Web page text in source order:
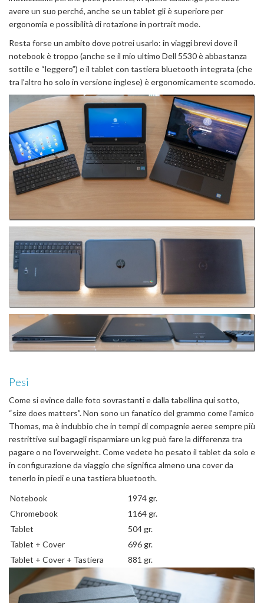
avere un suo perché, anche se un tablet gli è superiore per
ergonomia e possibilità di rotazione in portrait mode.
Resta forse un ambito dove potrei usarlo: in viaggi brevi dove il
notebook è troppo (anche se il mio ultimo Dell 5530 è abbastanza
sottile e “leggero”) e il tablet con tastiera bluetooth integrata (che
tra l’altro ho solo in versione inglese) è ergonomicamente scomodo.
Pesi
Come si evince dalle foto sovrastanti e dalla tabellina qui sotto,
“size does matters”. Non sono un fanatico del grammo come l’amico
Thomas, ma è indubbio che in tempi di compagnie aeree sempre più
restrittive sui bagagli risparmiare un kg può fare la differenza tra
pagare o no l’overweight. Come vedete ho pesato il tablet da solo e
in configurazione da viaggio che significa almeno una cover da
tenerlo in piedi e una tastiera bluetooth.
Notebook
1974 gr.
Chromebook
1164 gr.
Tablet
504 gr.
Tablet + Cover
696 gr.
Tablet + Cover + Tastiera
881 gr.